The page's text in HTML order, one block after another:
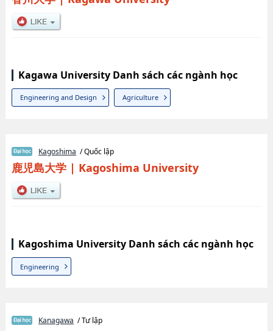
Kagawa University Danh sách các ngành học
Engineering and Design Agriculture
Kagoshima / Quốc lập
鹿児島大学| Kagoshima University
Kagoshima University Danh sách các ngành học
Engineering
Kanagawa / Tư lập